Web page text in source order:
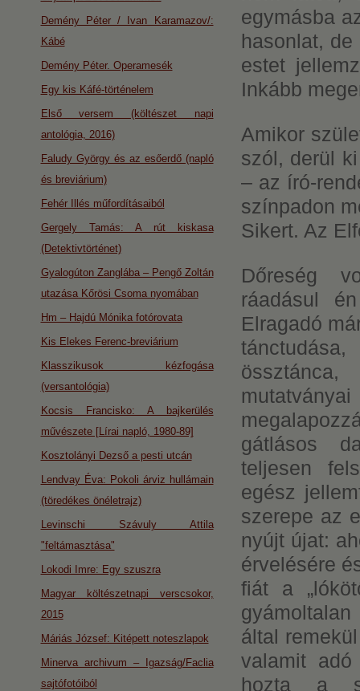
egymásba
hasonlat,
estet
Inkább
Amikor
szól, derül
– az író-
színpadon
Sikert. Az
Dőreség
ráadásul
Elragadó
gátlásos
teljesen
egész
szerepe az
nyújt újat:
érvelésére
fiát a
által
valamit adó
hozta a
Demény Péter / Ivan Karamazov/:
Kábé
Demény Péter. Operamesék
Egy kis Káfé-történelem
Első versem (költészet napi
antológia, 2016)
Faludy György és az esőerdő (napló
és breviárium)
Fehér Illés műfordításaiból
Gergely Tamás: A rút kiskasa
(Detektivtörténet)
Gyalogúton Zanglába – Pengő Zoltán
utazása Kőrösi Csoma nyomában
Hm – Hajdú Mónika fotórovata
Kis Elekes Ferenc-breviárium
Klasszikusok kézfogása
(versantológia)
Kocsis Francisko: A bajkerülés
művészete [Lírai napló, 1980-89]
Kosztolányi Dezső a pesti utcán
Lendvay Éva: Pokoli árviz hullámain
(töredékes önéletrajz)
Levinschi Szávuly Attila
"feltámasztása"
Lokodi Imre: Egy szuszra
Magyar költészetnapi verscsokor,
2015
Máriás József: Kitépett noteszlapok
Minerva archivum – Igazság/Faclia
sajtófotóiból